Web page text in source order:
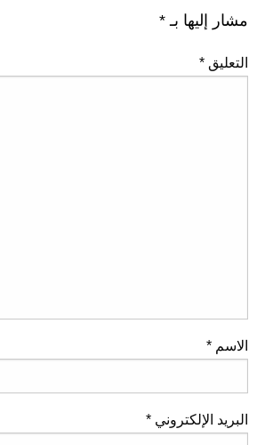
مشار إليها بـ *
التعليق *
الاسم *
البريد الإلكتروني *